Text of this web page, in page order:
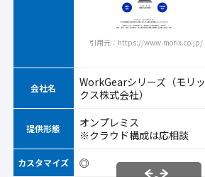
引用元：https://www.morix.co.jp/
会社名
WorkGearシリーズ（モリッ
クス株式会社）
提供形態
オンプレミス
※クラウド構成は応相談
カスタマイズ ◎